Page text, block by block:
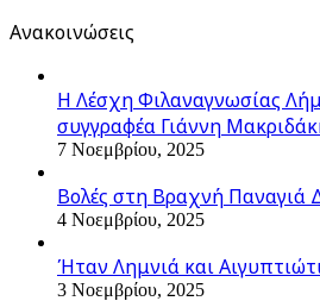
Ανακοινώσεις
Η Λέσχη Φιλαναγνωσίας
συγγραφέα Γιάννη
7 Νοεμβρίου, 2025
Βολές στη Βραχνή Παναγιά
4 Νοεμβρίου, 2025
Ήταν Λημνιά και
3 Νοεμβρίου, 2025